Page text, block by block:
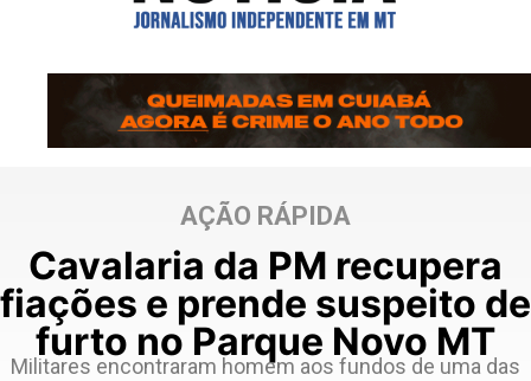
AÇÃO RÁPIDA
Cavalaria da PM recupera
fiações e prende suspeito de
furto no Parque Novo MT
Militares encontraram homem aos fundos de uma das